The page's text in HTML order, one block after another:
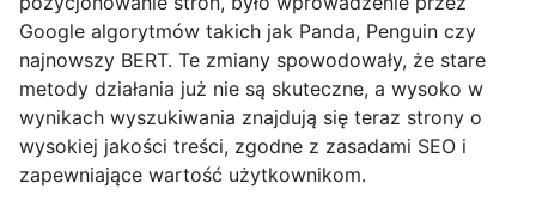
Google algorytmów takich jak Panda, Penguin czy
najnowszy BERT. Te zmiany spowodowały, że stare
metody działania już nie są skuteczne, a wysoko w
wynikach wyszukiwania znajdują się teraz strony o
wysokiej jakości treści, zgodne z zasadami SEO i
zapewniające wartość użytkownikom.